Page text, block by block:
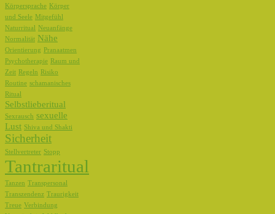
Körpersprache Körper
und Seele Mitgefühl
Naturritual
Neuanfänge
Normalität Nähe
Orientierung
Pranaatmen
Psychotherapie Raum und
Zeit Regeln
Risiko
Routine schamanisches
Ritual
Selbstlieberitual
Sexrausch sexuelle
Lust Shiva und Shakti
Sicherheit
Stellvertreter Stopp
Tantraritual
Tanzen Transpersonal
Transzendenz Traurigkeit
Treue Verbindung